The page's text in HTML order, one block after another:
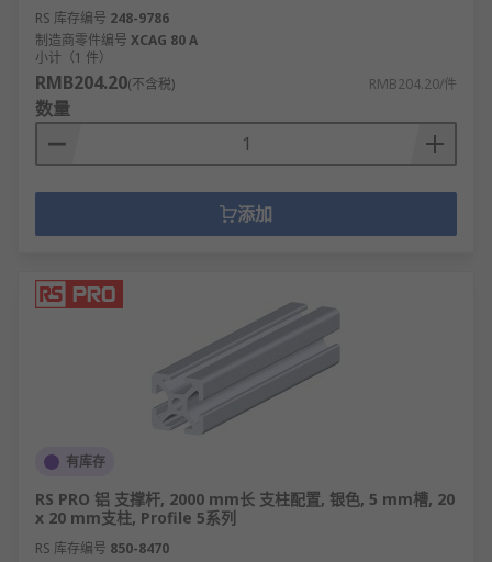
RS 库存编号 248-9786
制造商零件编号 XCAG 80 A
小计（1 件）
RMB204.20(不含税) RMB204.20/件
数量
添加
有库存
RS PRO 铝 支撑杆, 2000 mm长 支柱配置, 银色, 5 mm槽, 20
x 20 mm支柱, Profile 5系列
RS 库存编号 850-8470